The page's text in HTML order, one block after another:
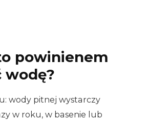
powinienem
wodę?
wody pitnej wystarczy
w roku, w basenie lub